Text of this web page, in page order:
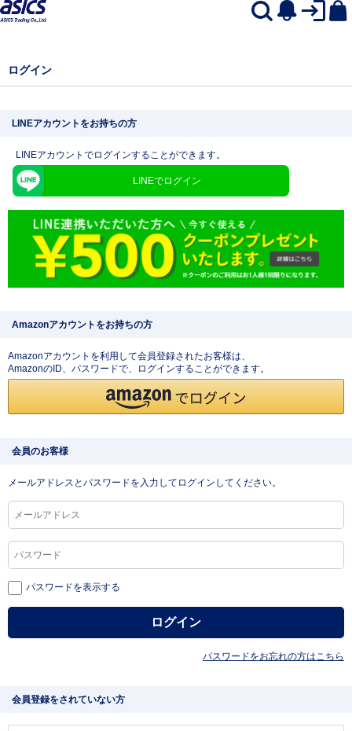
ログイン
LINEアカウントをお持ちの方
LINEアカウントでログインすることができます。
LINEでログイン
Amazonアカウントをお持ちの方
Amazonアカウントを利用して会員登録されたお客様は、
AmazonのID、パスワードで、ログインすることができます。
会員のお客様
メールアドレスとパスワードを入力してログインしてください。
パスワードを表示する
パスワードをお忘れの方はこちら
会員登録をされていない方